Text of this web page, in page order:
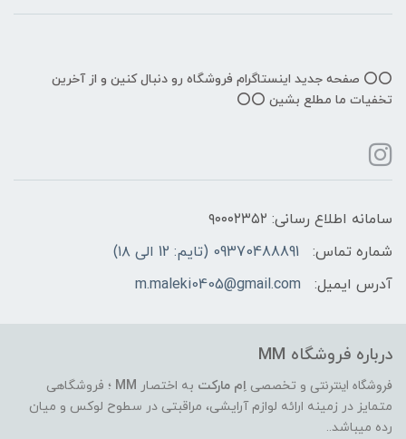
⭕️⭕️ صفحه جدید اینستاگرام فروشگاه رو دنبال کنین و از آخرین
تخفیات ما مطلع بشین ⭕️⭕️
سامانه اطلاع رسانی: ۹۰۰۰۲۳۵۲
شماره تماس:
09370488891 (تایم: 12 الی ۱۸)
آدرس ایمیل:
m.maleki0405@gmail.com
درباره فروشگاه MM
فروشگاه اینترنتی و تخصصی اِم مارکت به اختصار MM ؛ فروشگاهی
متمایز در زمینه ارائه لوازم آرایشی، مراقبتی در سطوح لوکس و میان
رده میباشد..